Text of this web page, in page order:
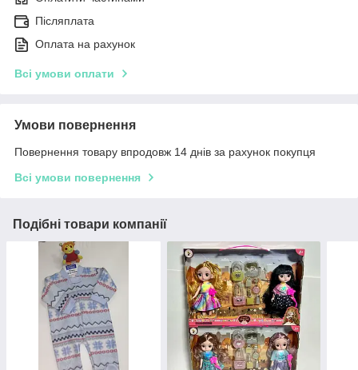
Післяплата
Оплата на рахунок
Всі умови оплати
Умови повернення
Повернення товару впродовж 14 днів за рахунок покупця
Всі умови повернення
Подібні товари компанії